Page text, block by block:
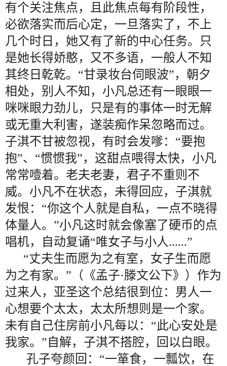
有个关注焦点，且此焦点每有阶段性，
必欲落实而后心定，一旦落实了，不上
几个时日，她又有了新的中心任务。只
是她长得娇憨，又不多语，一般人不知
其终日乾乾。“甘录妆台伺眼波”，朝夕
相处，别人不知，小凡总还有一眼眼一
咪咪眼力劲儿，只是有的事体一时无解
或无重大利害，遂装痴作呆忽略而过。
子淇不甘被忽视，有时会发嗲：“要抱
抱”、“惯惯我”，这甜点喂得太快，小凡
常常噎着。老夫老妻，君子不重则不
威。小凡不在状态，未得回应，子淇就
发恨：“你这个人就是自私，一点不晓得
体量人。”小凡这时就会像塞了硬币的点
唱机，自动复诵“唯女子与小人......”
“丈夫生而愿为之有室，女子生而愿
为之有家。”（《孟子·滕文公下》）作为
过来人，亚圣这个总结很到位：男人一
心想要个太太，太太所想则是一个家。
未有自己住房前小凡每以：“此心安处是
我家。”自解，子淇不搭腔，回以白眼。
孔子夸颜回：“一箪食，一瓢饮，在